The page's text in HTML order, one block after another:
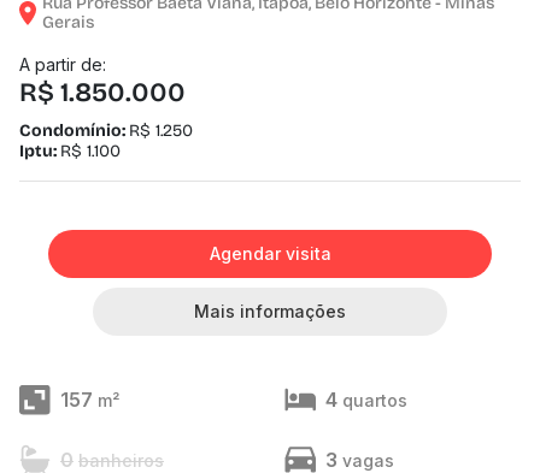
Gerais
A partir de:
R$ 1.850.000
Condomínio: R$ 1.250
Iptu: R$ 1.100
Agendar visita
Mais informações
157 m² 4 quartos
0 banheiros 3 vagas